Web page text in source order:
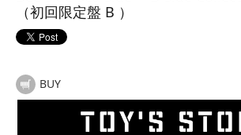
（初回限定盤 B ）
BUY